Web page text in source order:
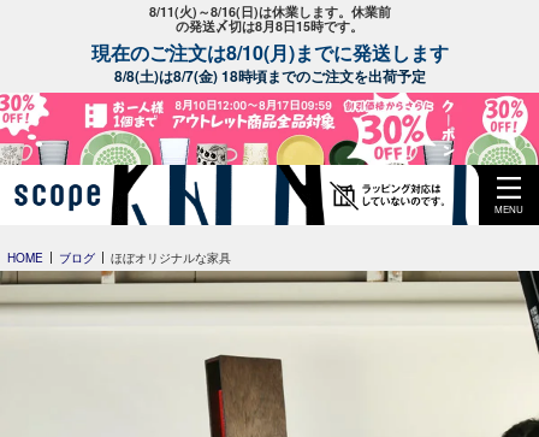
8/11(火)～8/16(日)は休業します。休業前
の発送〆切は8月8日15時です。
現在のご注文は8/10(月)までに発送します
8/8(土)は8/7(金) 18時頃までのご注文を出荷予定
MENU
HOME ブログ ほぼオリジナルな家具